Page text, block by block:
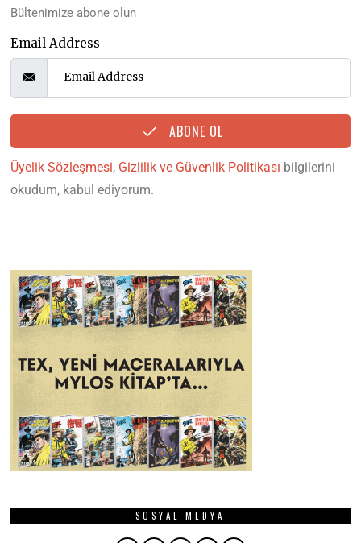
Bültenimize abone olun
Email Address
ABONE OL
Üyelik Sözleşmesi, Gizlilik ve Güvenlik Politikası bilgilerini
okudum, kabul ediyorum.
SOSYAL MEDYA